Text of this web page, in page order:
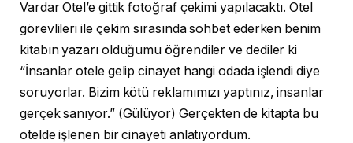
Vardar Otel’e gittik fotoğraf çekimi yapılacaktı. Otel
görevlileri ile çekim sırasında sohbet ederken benim
kitabın yazarı olduğumu öğrendiler ve dediler ki
“İnsanlar otele gelip cinayet hangi odada işlendi diye
soruyorlar. Bizim kötü reklamımızı yaptınız, insanlar
gerçek sanıyor.” (Gülüyor) Gerçekten de kitapta bu
otelde işlenen bir cinayeti anlatıyordum.